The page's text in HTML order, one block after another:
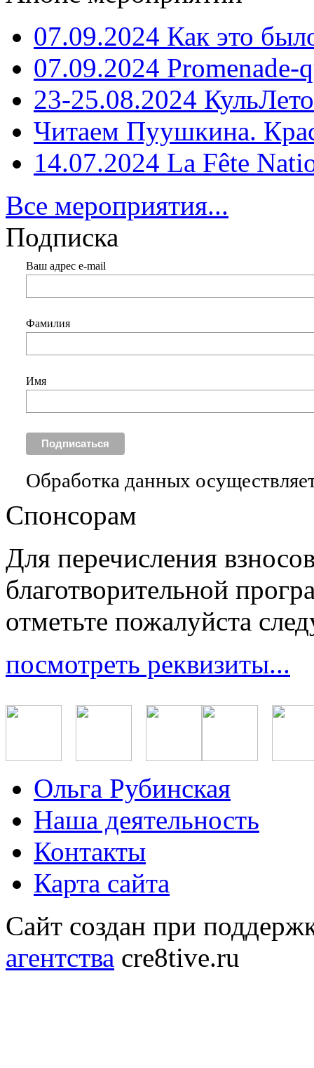
07.09.2024 Как это
07.09.2024 Promenade-
23-25.08.2024 КульЛето
Читаем Пуушкина.
14.07.2024 La Fête
Все мероприятия...
Подписка
Ваш адрес e-mail
Фамилия
Имя
Обработка данных
Спонсорам
Для перечисления
благотворительной
отметьте пожалуйста
посмотреть реквизиты...
Ольга Рубинская
Наша деятельность
Контакты
Карта сайта
Сайт создан при
агентства cre8tive.ru